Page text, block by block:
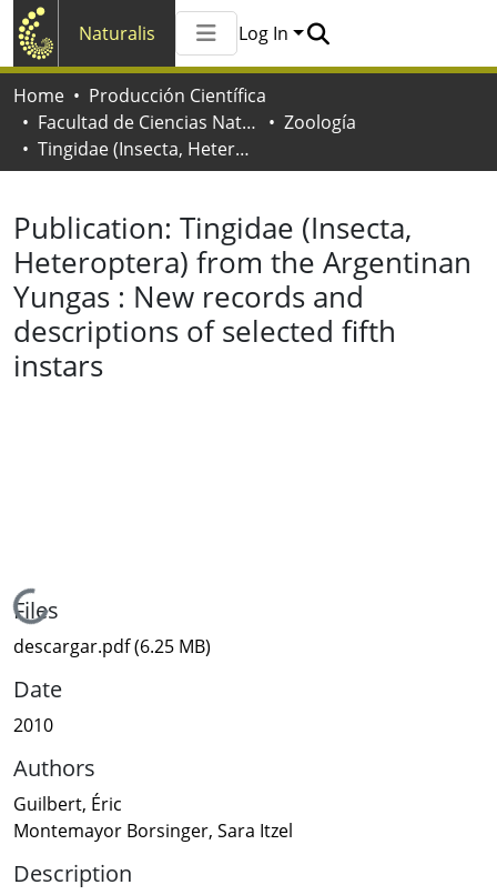
Naturalis
All of Naturalis
Log In
Home
Producción Científica
Facultad de Ciencias Naturales y Museo
Zoología
Tingidae (Insecta, Heteroptera) from the Argentinan Yungas : New records and descriptions of selected fifth instars
Publication: Tingidae (Insecta,
Heteroptera) from the Argentinan
Yungas : New records and
descriptions of selected fifth
instars
Loading...
Files
descargar.pdf(6.25 MB)
Date
2010
Authors
Guilbert, Éric
Montemayor Borsinger, Sara Itzel
Description